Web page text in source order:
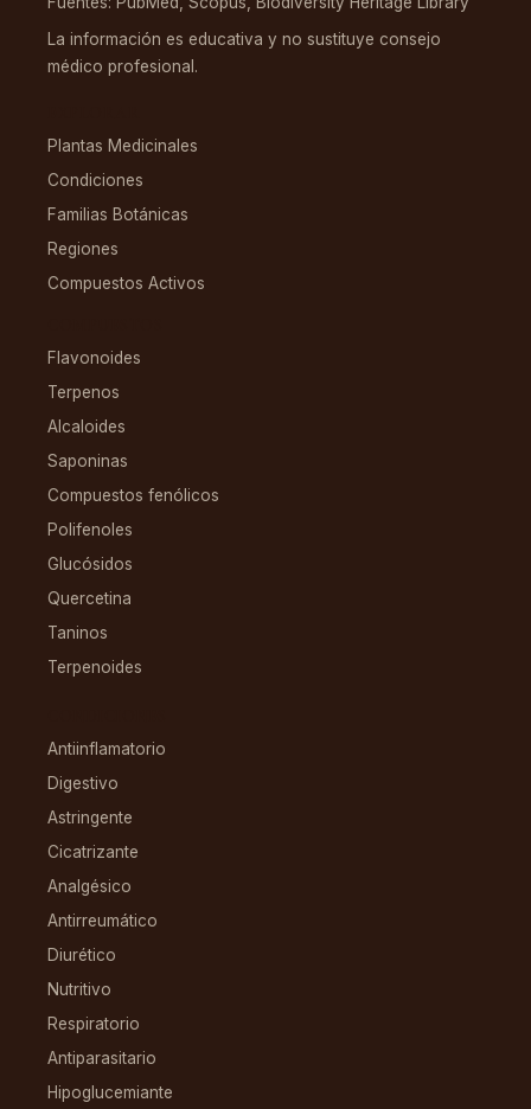
La información es educativa y no sustituye consejo
médico profesional.
Plantas Medicinales
Condiciones
Familias Botánicas
Regiones
Compuestos Activos
Flavonoides
Terpenos
Alcaloides
Saponinas
Compuestos fenólicos
Polifenoles
Glucósidos
Quercetina
Taninos
Terpenoides
Antiinflamatorio
Digestivo
Astringente
Cicatrizante
Analgésico
Antirreumático
Diurético
Nutritivo
Respiratorio
Antiparasitario
Hipoglucemiante